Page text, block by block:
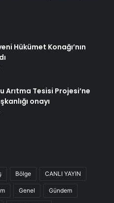
Hükümet Konağı’nın
Arıtma Tesisi Projesi’ne
onayı
Bölge CANLI YAYIN
Genel Gündem